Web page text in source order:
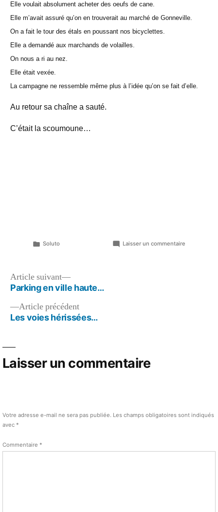
Elle voulait absolument acheter des oeufs de cane.
Elle m’avait assuré qu’on en trouverait au marché de Gonneville.
On a fait le tour des étals en poussant nos bicyclettes.
Elle a demandé aux marchands de volailles.
On nous a ri au nez.
Elle était vexée.
La campagne ne ressemble même plus à l’idée qu’on se fait d’elle.
Au retour sa chaîne a sauté.
C’était la scoumoune…
Publié
Soluto Laisser un commentaire
Navigation
de
l’article
Article précédentArticle
précédent :
Les voies hérissées…
Article suivant
Article
suivant :
Parking en ville haute…
Laisser un commentaire
Votre adresse e-mail ne sera pas publiée. Les champs obligatoires sont indiqués
avec *
Commentaire *